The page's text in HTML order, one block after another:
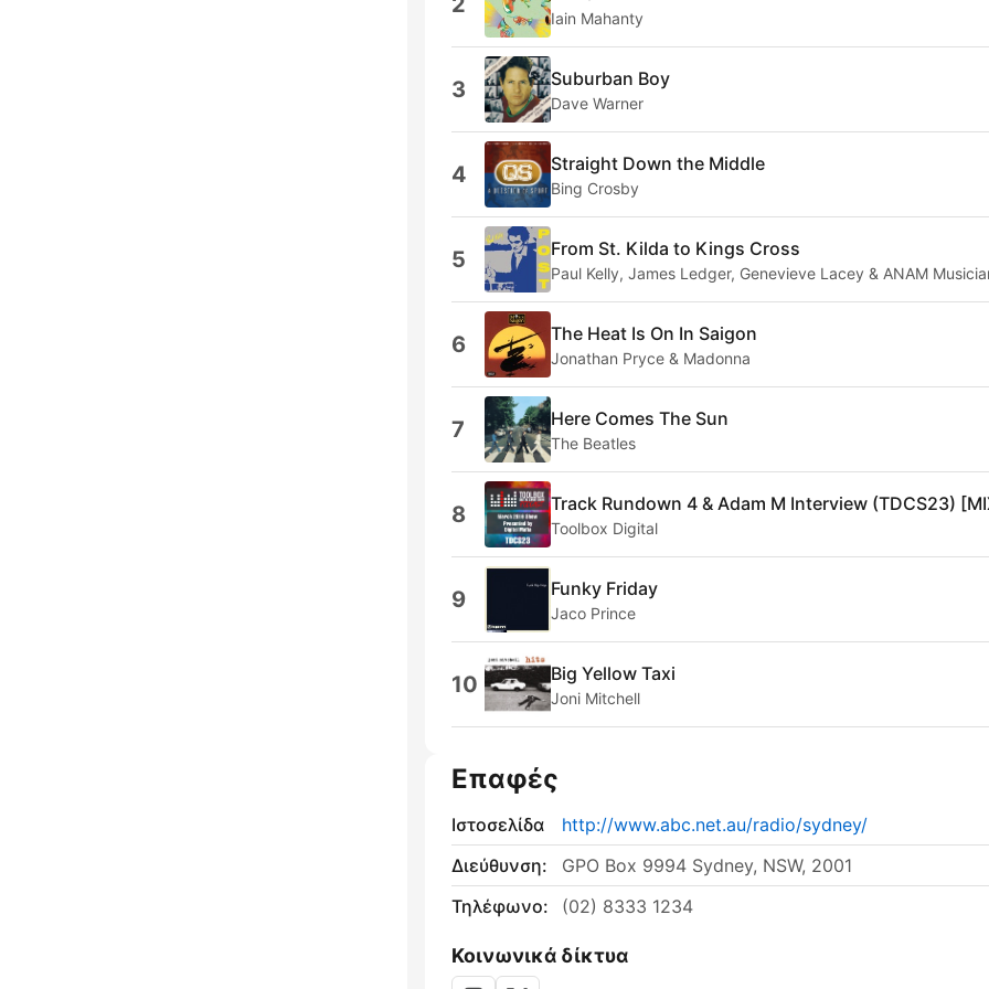
Iain Mahanty
3 Suburban Boy
Dave Warner
4 Straight Down the Middle
Bing Crosby
5 From St. Kilda to Kings Cross
Paul Kelly, James Ledger, Genevieve Lacey & ANAM
6 The Heat Is On In Saigon
Jonathan Pryce & Madonna
7 Here Comes The Sun
The Beatles
8 Track Rundown 4 & Adam M Interview (TDCS23)
Toolbox Digital
9 Funky Friday
Jaco Prince
10 Big Yellow Taxi
Joni Mitchell
Επαφές
Ιστοσελίδα
http://www.abc.net.au/radio/sydney/
Διεύθυνση:
GPO Box 9994 Sydney, NSW, 2001
Τηλέφωνο:
(02) 8333 1234
Κοινωνικά δίκτυα